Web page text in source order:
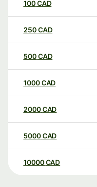
100CAD
250CAD
500CAD
1000CAD
2000CAD
5000CAD
10000 CAD